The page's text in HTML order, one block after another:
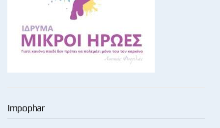
Impophar